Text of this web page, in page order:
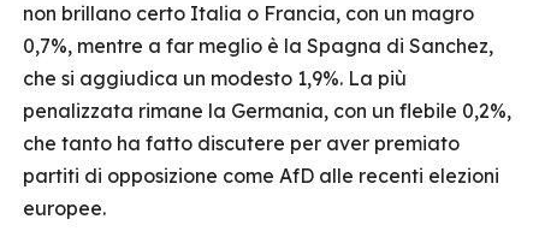
non brillano certo Italia o Francia, con un magro
0,7%, mentre a far meglio è la Spagna di Sanchez,
che si aggiudica un modesto 1,9%. La più
penalizzata rimane la Germania, con un flebile 0,2%,
che tanto ha fatto discutere per aver premiato
partiti di opposizione come AfD alle recenti elezioni
europee.